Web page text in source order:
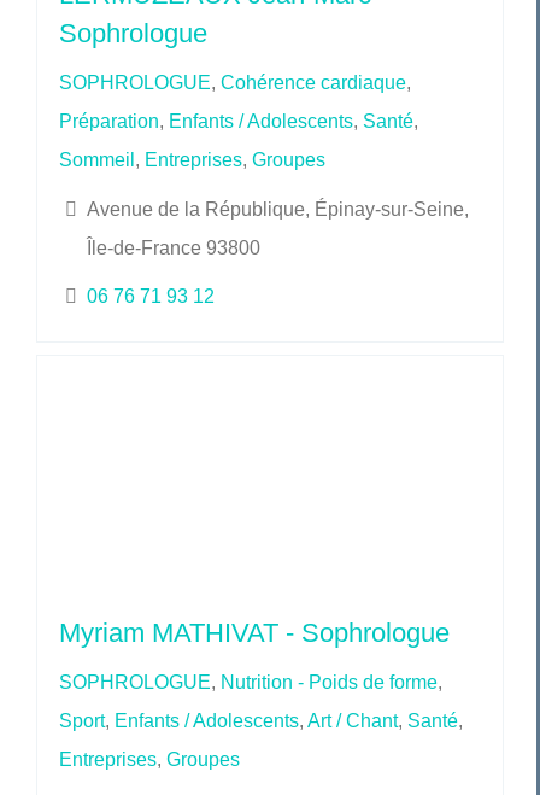
Sophrologue
SOPHROLOGUE, Cohérence cardiaque,
Préparation, Enfants / Adolescents, Santé,
Sommeil , Entreprises, Groupes
Avenue de la République, Épinay-sur-Seine,
Île-de-France 93800
06 76 71 93 12
Myriam MATHIVAT - Sophrologue
SOPHROLOGUE, Nutrition - Poids de forme,
Sport, Enfants / Adolescents, Art / Chant, Santé,
Entreprises, Groupes